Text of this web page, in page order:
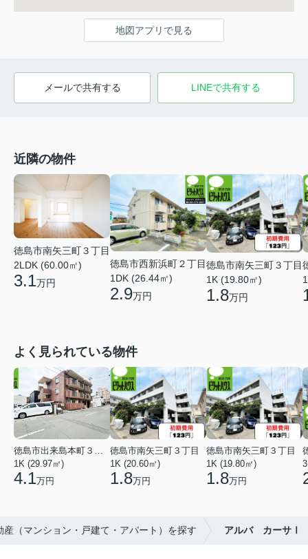
地図アプリで見る
メールで共有する LINEで共有する
近隣の物件
徳島市南矢三町３丁目
2LDK (60.00㎡)
3.1万円
徳島市西新浜町２丁目
1DK (26.44㎡)
2.9万円
徳島市南矢三町３丁目
1K (19.80㎡)
1.8万円
よく見られている物件
1K (29.97㎡)
4.1万円
徳島市南矢三町３丁目
1K (20.60㎡)
1.8万円
徳島市南矢三町３丁目
1K (19.80㎡)
1.8万円
（マンション・戸建て・アパート）を探す アルバ カーサⅠ